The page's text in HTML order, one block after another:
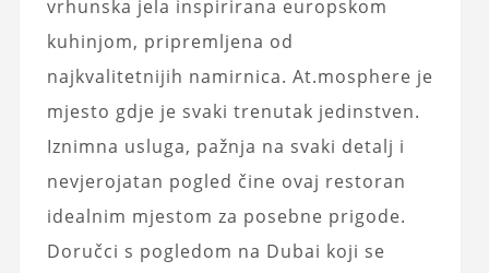
vrhunska jela inspirirana europskom
kuhinjom, pripremljena od
najkvalitetnijih namirnica. At.mosphere je
mjesto gdje je svaki trenutak jedinstven.
Iznimna usluga, pažnja na svaki detalj i
nevjerojatan pogled čine ovaj restoran
idealnim mjestom za posebne prigode.
Doručci s pogledom na Dubai koji se